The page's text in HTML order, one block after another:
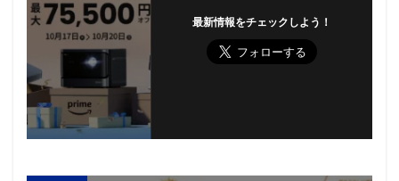
最新情報をチェックしよう！